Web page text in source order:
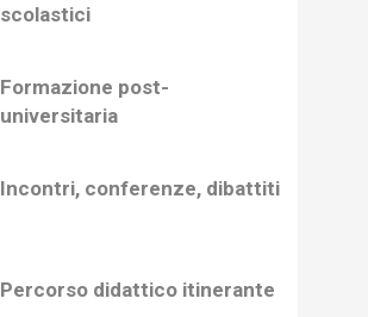
scolastici
Formazione post-
universitaria
Incontri, conferenze, dibattiti
Percorso didattico itinerante